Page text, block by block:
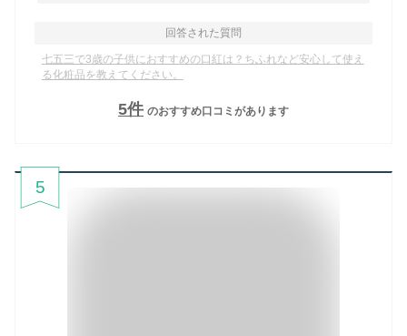
回答された質問
七五三で3歳の子供におすすめの口紅は？ちふれなど安心して使え
る化粧品を教えてください。
5件 のおすすめ口コミがあります
5